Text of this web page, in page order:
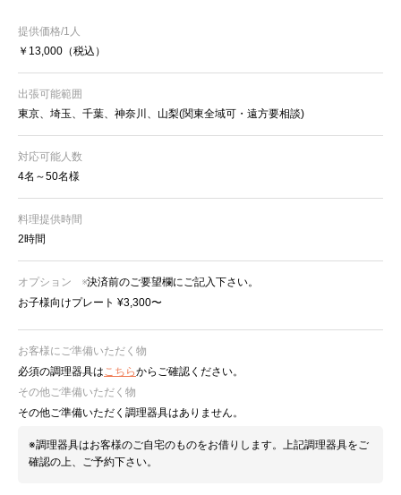
提供価格/1人
￥13,000 （税込）
出張可能範囲
東京、埼玉、千葉、神奈川、山梨(関東全域可・遠方要相談)
対応可能人数
4名～50名様
料理提供時間
2時間
オプション ※決済前のご要望欄にご記入下さい。
お子様向けプレート ¥3,300〜
お客様にご準備いただく物
必須の調理器具は こちらからご確認ください。
その他ご準備いただく物
その他ご準備いただく調理器具はありません。
※調理器具はお客様のご自宅のものをお借りします。上記調理器具をご
確認の上、ご予約下さい。